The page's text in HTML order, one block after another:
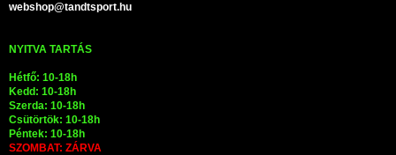
webshop@tandtsport.hu
NYITVA TARTÁS
Hétfő: 10-18h
Kedd: 10-18h
Szerda: 10-18h
Csütörtök: 10-18h
Péntek: 10-18h
SZOMBAT: ZÁRVA